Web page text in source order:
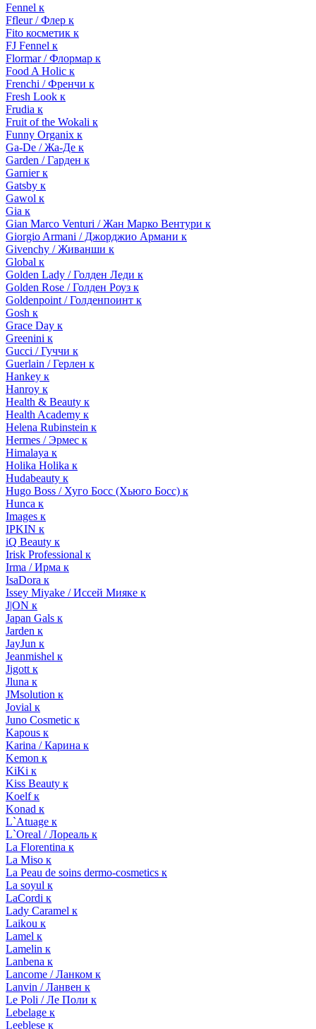
Fennel к
Ffleur / Флер к
Fito косметик к
FJ Fennel к
Flormar / Флормар к
Food A Holic к
Frenchi / Френчи к
Fresh Look к
Frudia к
Fruit of the Wokali к
Funny Organix к
Ga-De / Жа-Де к
Garden / Гарден к
Garnier к
Gatsby к
Gawol к
Gia к
Gian Marco Venturi / Жан Марко Вентури к
Giorgio Armani / Джорджио Армани к
Givenchy / Живанши к
Global к
Golden Lady / Голден Леди к
Golden Rose / Голден Роуз к
Goldenpoint / Голденпоинт к
Gosh к
Grace Day к
Greenini к
Gucci / Гуччи к
Guerlain / Герлен к
Hankey к
Hanroy к
Health & Beauty к
Health Academy к
Helena Rubinstein к
Hermes / Эрмес к
Himalaya к
Holika Holika к
Hudabeauty к
Hugo Boss / Хуго Босс (Хьюго Босс) к
Hunca к
Images к
IPKIN к
iQ Beauty к
Irisk Professional к
Irma / Ирма к
IsaDora к
Issey Miyake / Иссей Мияке к
J|ON к
Japan Gals к
Jarden к
JayJun к
Jeanmishel к
Jigott к
Jluna к
JMsolution к
Jovial к
Juno Cosmetic к
Kapous к
Karina / Карина к
Kemon к
KiKi к
Kiss Beauty к
Koelf к
Konad к
L`Atuage к
L`Oreal / Лореаль к
La Florentina к
La Miso к
La Peau de soins dermo-cosmetics к
La soyul к
LaCordi к
Lady Caramel к
Laikou к
Lamel к
Lamelin к
Lanbena к
Lancome / Ланком к
Lanvin / Ланвен к
Le Poli / Ле Поли к
Lebelage к
Leeblese к